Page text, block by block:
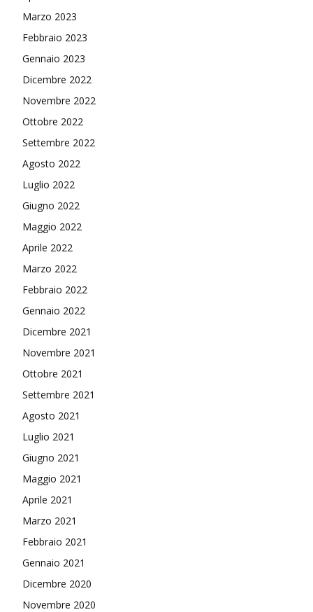
Marzo 2023
Febbraio 2023
Gennaio 2023
Dicembre 2022
Novembre 2022
Ottobre 2022
Settembre 2022
Agosto 2022
Luglio 2022
Giugno 2022
Maggio 2022
Aprile 2022
Marzo 2022
Febbraio 2022
Gennaio 2022
Dicembre 2021
Novembre 2021
Ottobre 2021
Settembre 2021
Agosto 2021
Luglio 2021
Giugno 2021
Maggio 2021
Aprile 2021
Marzo 2021
Febbraio 2021
Gennaio 2021
Dicembre 2020
Novembre 2020